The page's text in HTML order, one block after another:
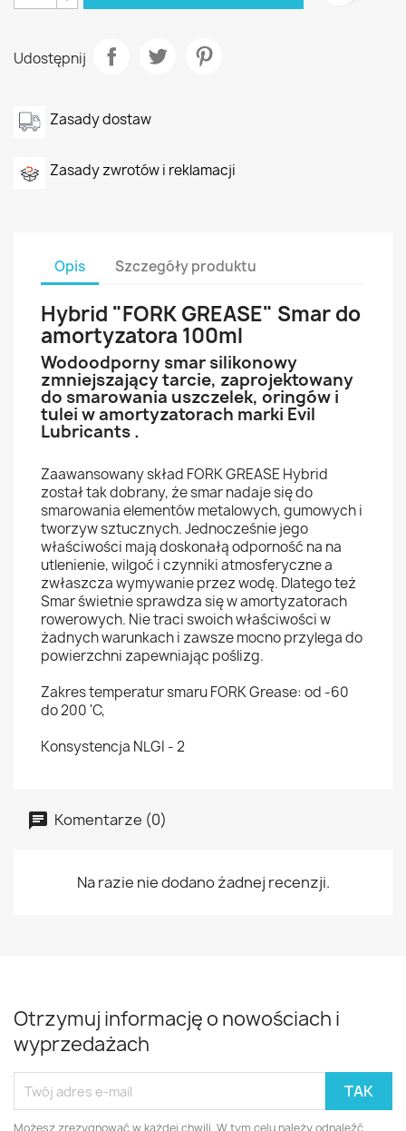
Udostępnij
Zasady dostaw
Zasady zwrotów i reklamacji
Opis Szczegóły produktu
Hybrid "FORK GREASE" Smar do
amortyzatora 100ml
Wodoodporny smar silikonowy
zmniejszający tarcie, zaprojektowany
do smarowania uszczelek, oringów i
tulei w amortyzatorach marki Evil
Lubricants .
Zaawansowany skład FORK GREASE Hybrid
został tak dobrany, że smar nadaje się do
smarowania elementów metalowych, gumowych i
tworzyw sztucznych. Jednocześnie jego
właściwości mają doskonałą odporność na na
utlenienie, wilgoć i czynniki atmosferyczne a
zwłaszcza wymywanie przez wodę. Dlatego też
Smar świetnie sprawdza się w amortyzatorach
rowerowych. Nie traci swoich właściwości w
żadnych warunkach i zawsze mocno przylega do
powierzchni zapewniając poślizg.
Zakres temperatur smaru FORK Grease: od -60
do 200 'C,
Konsystencja NLGI - 2
Komentarze (0)
Na razie nie dodano żadnej recenzji.
Otrzymuj informację o nowościach i
wyprzedażach
Możesz zrezygnować w każdej chwili. W tym celu należy odnaleźć